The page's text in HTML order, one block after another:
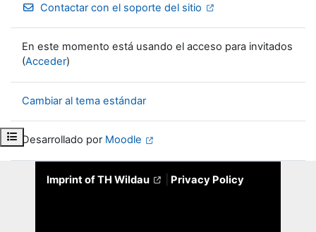
Abrir índice del curso
Contactar con el soporte del sitio
En este momento está usando el acceso para invitados
(Acceder)
Cambiar al tema estándar
Desarrollado por Moodle
Imprint of TH Wildau Privacy Policy